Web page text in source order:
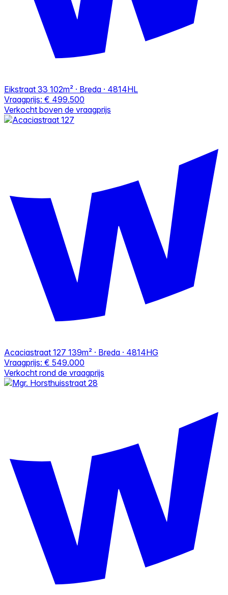
Eikstraat 33 102m² · Breda · 4814HL
Vraagprijs: € 499.500
Verkocht boven de vraagprijs
Acaciastraat 127 139m² · Breda · 4814HG
Vraagprijs: € 549.000
Verkocht rond de vraagprijs